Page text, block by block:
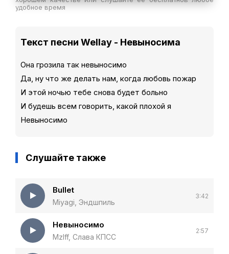
удобное время
Текст песни Wellay - Невыносима
Она грозила так невыносимо
Да, ну что же делать нам, когда любовь пожар
И этой ночью тебе снова будет больно
И будешь всем говорить, какой плохой я
Невыносимо
Слушайте также
Bullet
Miyagi, Эндшпиль
3:42
Невыносимо
Mzlff, Слава КПСС
2:57